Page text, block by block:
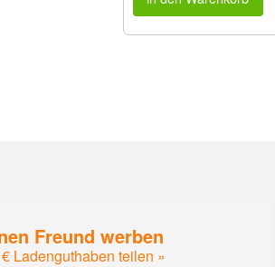
Freund werben
Ladenguthaben teilen »